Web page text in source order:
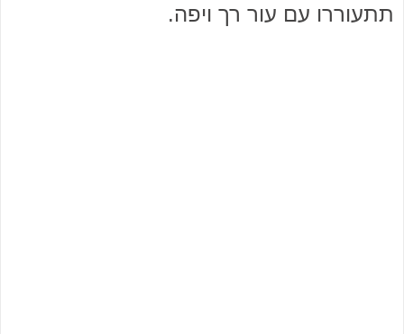
תתעוררו עם עור רך ויפה.